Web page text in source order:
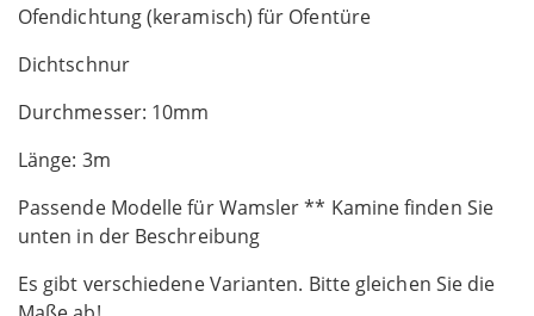
Ofendichtung (keramisch) für Ofentüre
Dichtschnur
Durchmesser: 10mm
Länge: 3m
Passende Modelle für Wamsler ** Kamine finden Sie
unten in der Beschreibung
Es gibt verschiedene Varianten. Bitte gleichen Sie die
gallery
to
beginning
the
images
gallery